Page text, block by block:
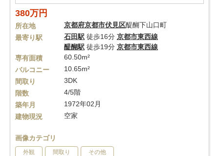
380万円
所在地 京都府京都市伏見区醍醐下山口町
最寄り駅
石田駅 徒歩16分 京都市東西線
醍醐駅 徒歩19分 京都市東西線
専有面積
60.50m²
バルコニー
10.65m²
間取り
3DK
階数
4/5階
築年月
1972年02月
建物現況
空家
画像カテゴリ
外観 間取り その他